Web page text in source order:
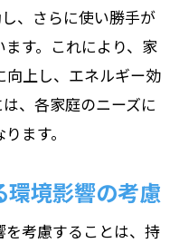
、さらに使い勝手が
す。これにより、家
上し、エネルギー効
、各家庭のニーズに
ます。
環境影響の考慮
を考慮することは、持